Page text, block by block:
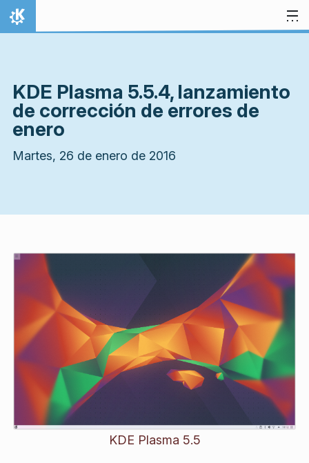
Ir al contenido
Inicio
KDE Plasma 5.5.4, lanzamiento
de corrección de errores de
enero
Martes, 26 de enero de 2016
KDE Plasma 5.5